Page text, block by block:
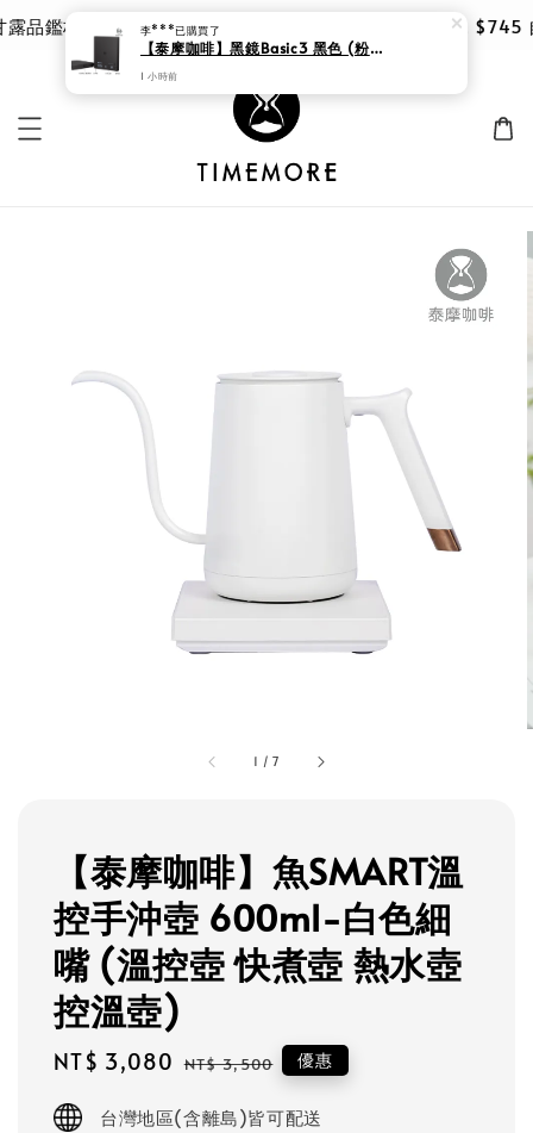
品鑑杯 |限時 8 折｜優惠價 $785 第二件再享 95 折，$745
1 /7
【泰摩咖啡】魚SMART溫
控手沖壺 600ml-白色細
嘴 (溫控壺 快煮壺 熱水壺
控溫壺)
Sale
NT$ 3,080 Regular
NT$ 3,500 優惠
台灣地區(含離島)皆可配送
李***已購買了
【泰摩咖啡】黑鏡Basic3 黑色 (粉水比 流速電子秤)
1 小時前